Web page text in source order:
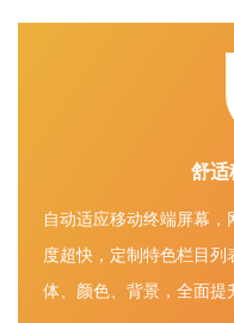
舒适
自动适应移动终端屏幕
度超快，定制特色栏目
体、颜色、背景，全面提